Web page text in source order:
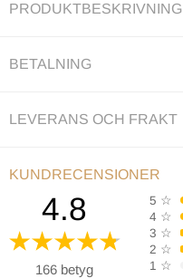
PRODUKTBESKRIVNING
BETALNING
LEVERANS OCH FRAKT
KUNDRECENSIONER
4.8
166 betyg
5 ☆
4 ☆
3 ☆
2 ☆
1 ☆